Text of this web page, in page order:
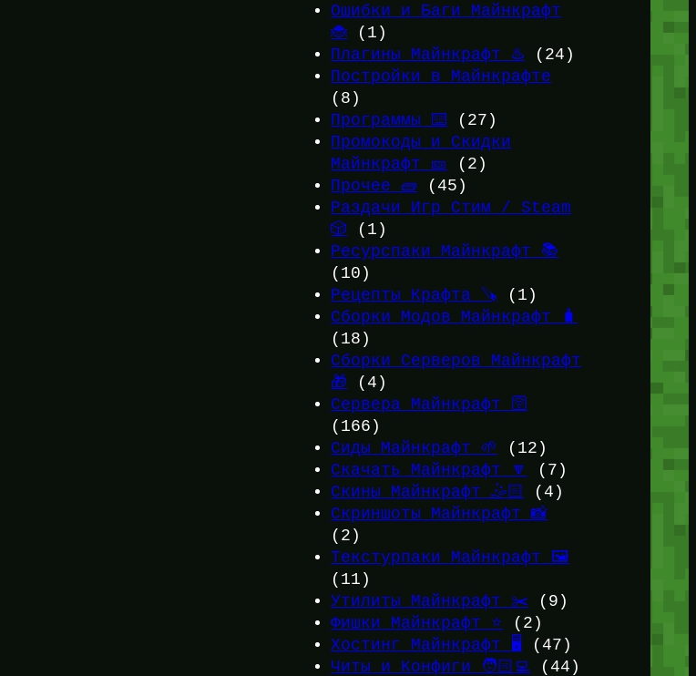
Ошибки и Баги Майнкрафт
🐞 (1)
Плагины Майнкрафт ♨️ (24)
Постройки в Майнкрафте
(8)
Программы ⌨️
(27)
Промокоды и Скидки
Майнкрафт 🎫
(2)
Прочее 🧱 (45)
Раздачи Игр Стим / Steam
🎲 (1)
Ресурспаки Майнкрафт 📚
(10)
Рецепты Крафта 🪚 (1)
Сборки Модов Майнкрафт 🧳
(18)
Сборки Серверов Майнкрафт
🎁 (4)
Сервера Майнкрафт 🛜
(166)
Сиды Майнкрафт 🌱
(12)
Скачать Майнкрафт 🔽
(7)
Скины Майнкрафт 🤹🏻
(4)
Скриншоты Майнкрафт 📸
(2)
Текстурпаки Майнкрафт 🖼️
(11)
Утилиты Майнкрафт ✂️ (9)
Фишки Майнкрафт ⭐ (2)
Хостинг Майнкрафт 🖥️
(47)
Читы и Конфиги 🧑🏻‍💻 (44)